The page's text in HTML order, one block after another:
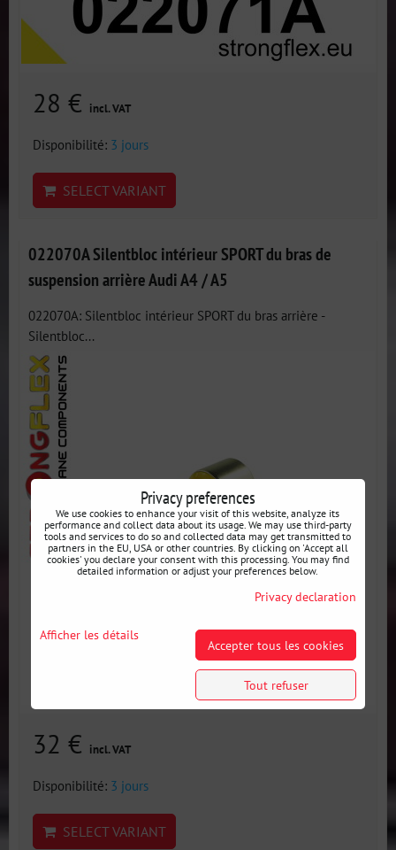
28 € incl. VAT
Disponibilité: 3 jours
SELECT VARIANT
022070A Silentbloc intérieur SPORT du bras de
suspension arrière Audi A4 / A5
022070A: Silentbloc intérieur SPORT du bras arrière -
Silentbloc...
32 € incl. VAT
Disponibilité: 3 jours
SELECT VARIANT
Privacy preferences
We use cookies to enhance your visit of this website, analyze its
performance and collect data about its usage. We may use third-party
tools and services to do so and collected data may get transmitted to
partners in the EU, USA or other countries. By clicking on 'Accept all
cookies' you declare your consent with this processing. You may find
detailed information or adjust your preferences below.
Privacy declaration
Afficher les détails
Accepter tous les cookies
Tout refuser